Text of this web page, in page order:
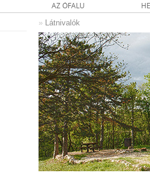
AZ ÓFALU
» Látnivalók